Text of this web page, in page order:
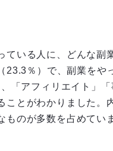
ている人に、どんな副
23.3％）で、副業をや
、「アフィリエイト」
ことがわかりました。
ものが多数を占めてい